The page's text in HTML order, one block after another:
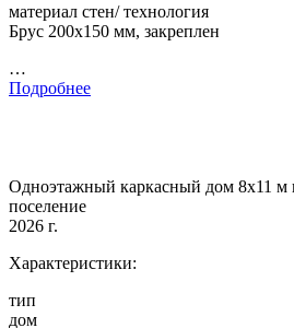
материал стен/ технология
Брус 200х150 мм, закреплен
…
Подробнее
Одноэтажный каркасный дом 8х11 м
поселение
2026 г.
Характеристики:
тип
дом